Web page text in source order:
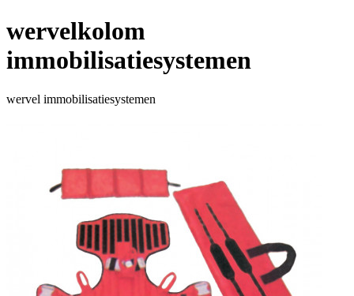
wervelkolom
immobilisatiesystemen
wervel immobilisatiesystemen